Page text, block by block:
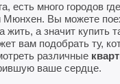
есть много городов
Мюнхен. Вы можете
жить, а значит купить
вам подобрать ту,
различные
ваше сердце.